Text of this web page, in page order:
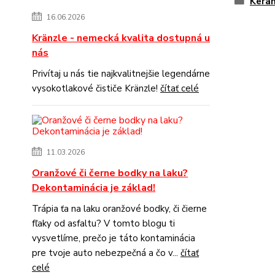
16.06.2026
Kränzle - nemecká kvalita dostupná u
nás
Privítaj u nás tie najkvalitnejšie legendárne
vysokotlakové čističe Kränzle! čítať celé
11.03.2026
Oranžové či černe bodky na laku?
Dekontaminácia je základ!
Trápia ťa na laku oranžové bodky, či čierne
fľaky od asfaltu? V tomto blogu ti
vysvetlíme, prečo je táto kontaminácia
pre tvoje auto nebezpečná a čo v... čítať
celé